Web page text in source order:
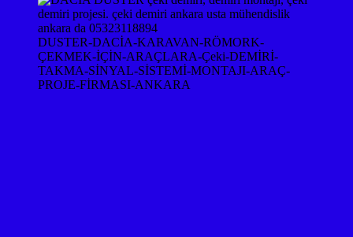
DUSTER-DACİA-KARAVAN-RÖMORK-
ÇEKMEK-İÇİN-ARAÇLARA-Çeki-DEMİRİ-
TAKMA-SİNYAL-SİSTEMİ-MONTAJI-ARAÇ-
PROJE-FİRMASI-ANKARA